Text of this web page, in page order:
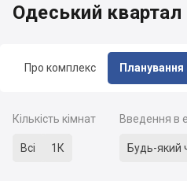
Про комплекс Планування
Одеський квартал
Кількість кімнат
Всі 1К
Введення в
Будь-який